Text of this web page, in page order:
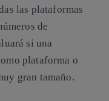
las plataformas
de
si una
plataforma o
gran tamaño.